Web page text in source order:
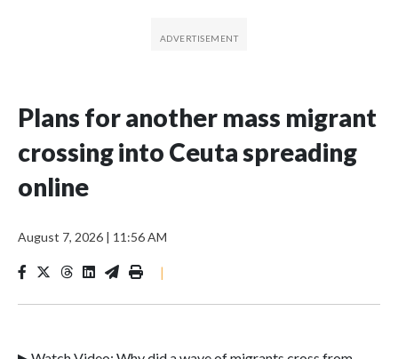
Plans for another mass migrant
crossing into Ceuta spreading
online
August 7, 2026 | 11:56 AM
|